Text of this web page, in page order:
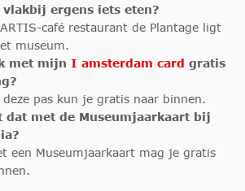
vlakbij ergens iets eten?
café restaurant de Plantage ligt
museum.
met mijn I amsterdam card gratis
deze pas kun je gratis naar binnen.
dat met de Museumjaarkaart bij
een Museumjaarkaart mag je gratis